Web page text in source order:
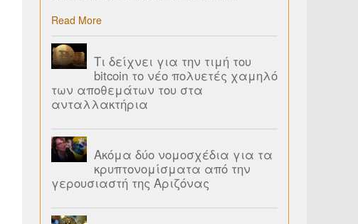
Read More
Τι δείχνει για την τιμή του
bitcoin το νέο πολυετές χαμηλό
των αποθεμάτων του στα
ανταλλακτήρια
Ακόμα δύο νομοσχέδια για τα
κρυπτονομίσματα από την
γερουσιαστή της Αριζόνας